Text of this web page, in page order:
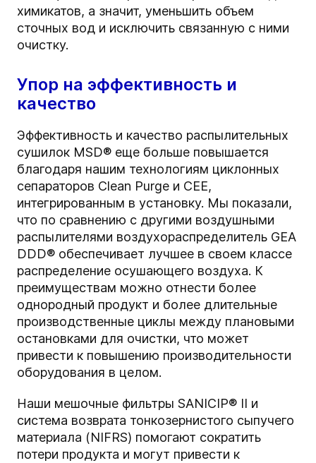
химикатов, а значит, уменьшить объем
сточных вод и исключить связанную с ними
очистку.
Упор на эффективность и
качество
Эффективность и качество распылительных
сушилок MSD® еще больше повышается
благодаря нашим технологиям циклонных
сепараторов Clean Purge и CEE,
интегрированным в установку. Мы показали,
что по сравнению с другими воздушными
распылителями воздухораспределитель GEA
DDD® обеспечивает лучшее в своем классе
распределение осушающего воздуха. К
преимуществам можно отнести более
однородный продукт и более длительные
производственные циклы между плановыми
остановками для очистки, что может
привести к повышению производительности
оборудования в целом.
Наши мешочные фильтры SANICIP® II и
система возврата тонкозернистого сыпучего
материала (NIFRS) помогают сократить
потери продукта и могут привести к